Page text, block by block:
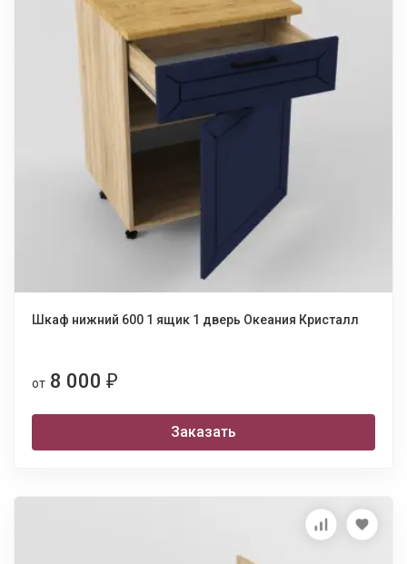
Шкаф нижний 600 1 ящик 1 дверь Океания Кристалл
от 8 000 ₽
Заказать